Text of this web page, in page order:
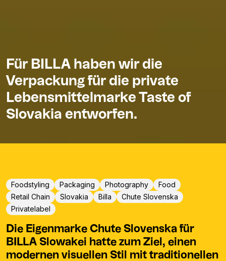
Für BILLA haben wir die
Verpackung für die private
Lebensmittelmarke Taste of
Slovakia entworfen.
Foodstyling Packaging Photography
Food
Retail Chain
Slovakia Billa
Chute Slovenska
Privatelabel
Die Eigenmarke Chute Slovenska für
BILLA Slowakei hatte zum Ziel, einen
modernen visuellen Stil mit traditionellen